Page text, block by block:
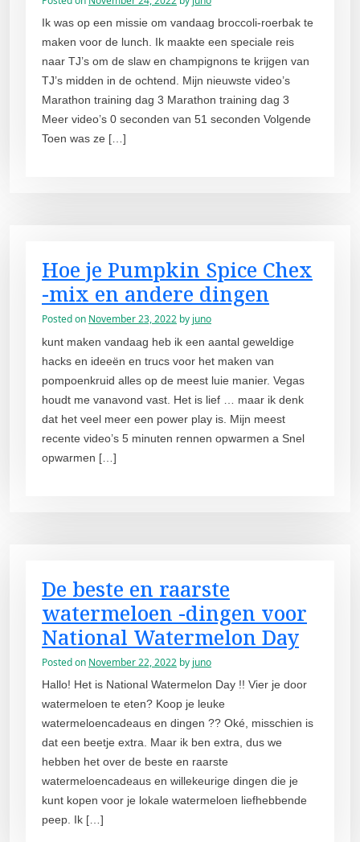
Ik was op een missie om vandaag broccoli-roerbak te
maken voor de lunch. Ik maakte een speciale reis
naar TJ’s om de slaw en champignons te krijgen van
TJ’s midden in de ochtend. Mijn nieuwste video’s
Marathon training dag 3 Marathon training dag 3
Meer video’s 0 seconden van 51 seconden Volgende
Toen was ze […]
Hoe je Pumpkin Spice Chex
-mix en andere dingen
Posted on November 23, 2022 by juno
kunt maken vandaag heb ik een aantal geweldige
hacks en ideeën en trucs voor het maken van
pompoenkruid alles op de meest luie manier. Vegas
houdt me vanavond vast. Het is lief … maar ik denk
dat het veel meer een power play is. Mijn meest
recente video’s 5 minuten rennen opwarmen a Snel
opwarmen […]
De beste en raarste
watermeloen -dingen voor
National Watermelon Day
Posted on November 22, 2022 by juno
Hallo! Het is National Watermelon Day !! Vier je door
watermeloen te eten? Koop je leuke
watermeloencadeaus en dingen ?? Oké, misschien is
dat een beetje extra. Maar ik ben extra, dus we
hebben het over de beste en raarste
watermeloencadeaus en willekeurige dingen die je
kunt kopen voor je lokale watermeloen liefhebbende
peep. Ik […]